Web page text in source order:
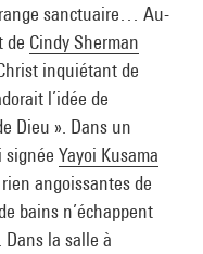
sanctuaire… Au-
de Cindy Sherman
inquiétant de
l’idée de
Dieu ». Dans un
signée Yayoi Kusama
angoissantes de
bains n’échappent
Dans la salle à